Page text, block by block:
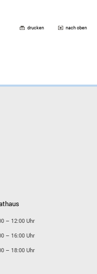
drucken nach oben
– 12:00 Uhr
– 16:00 Uhr
– 18:00 Uhr